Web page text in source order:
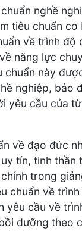
nghề
tiêu chuẩn cơ
về trình độ
năng lực
chuẩn này
nghiệp, bảo
yêu cầu của
về đạo đức
tín, tinh thần
trong
chuẩn về
yêu cầu về
dưỡng theo